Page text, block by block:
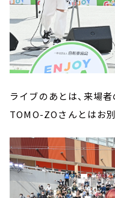
ライブのあとは、来場
TOMO-ZOさんとはお別